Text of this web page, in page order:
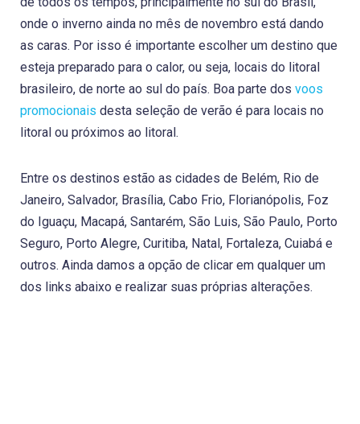
onde o inverno ainda no mês de novembro está dando
as caras. Por isso é importante escolher um destino que
esteja preparado para o calor, ou seja, locais do litoral
brasileiro, de norte ao sul do país. Boa parte dos voos
promocionais desta seleção de verão é para locais no
litoral ou próximos ao litoral.
Entre os destinos estão as cidades de Belém, Rio de
Janeiro, Salvador, Brasília, Cabo Frio, Florianópolis, Foz
do Iguaçu, Macapá, Santarém, São Luis, São Paulo, Porto
Seguro, Porto Alegre, Curitiba, Natal, Fortaleza, Cuiabá e
outros. Ainda damos a opção de clicar em qualquer um
dos links abaixo e realizar suas próprias alterações.